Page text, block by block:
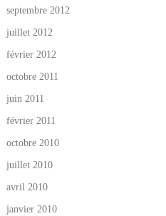
septembre 2012
juillet 2012
février 2012
octobre 2011
juin 2011
février 2011
octobre 2010
juillet 2010
avril 2010
janvier 2010